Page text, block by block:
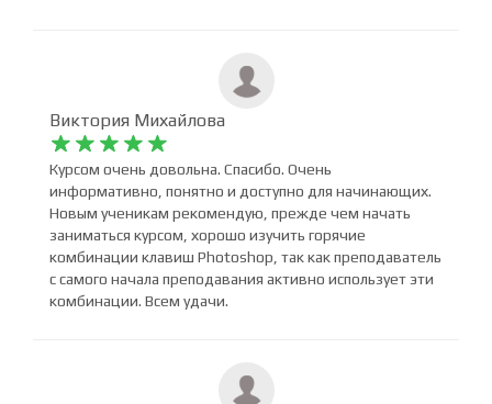
Виктория Михайлова
    
    
Курсом очень довольна. Спасибо. Очень
информативно, понятно и доступно для начинающих.
Новым ученикам рекомендую, прежде чем начать
заниматься курсом, хорошо изучить горячие
комбинации клавиш Photoshop, так как преподаватель
с самого начала преподавания активно использует эти
комбинации. Всем удачи.